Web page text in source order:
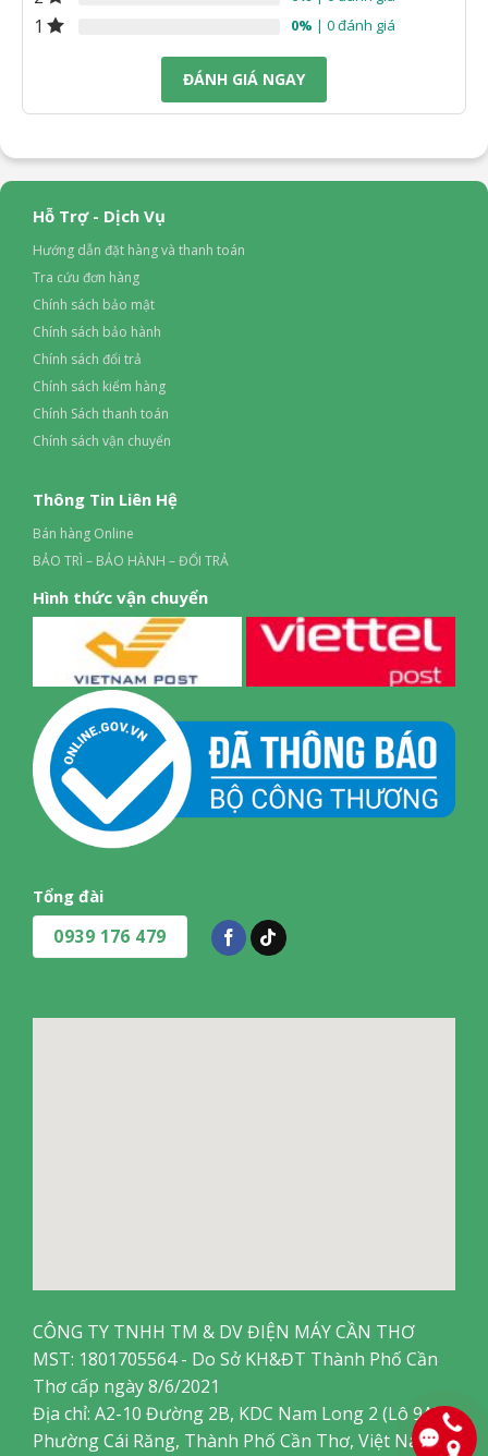
1 0% | 0 đánh giá
ĐÁNH GIÁ NGAY
Hỗ Trợ - Dịch Vụ
Hướng dẫn đặt hàng và thanh toán
Tra cứu đơn hàng
Chính sách bảo mật
Chính sách bảo hành
Chính sách đổi trả
Chính sách kiểm hàng
Chính Sách thanh toán
Chính sách vận chuyển
Thông Tin Liên Hệ
Bán hàng Online
BẢO TRÌ – BẢO HÀNH – ĐỔI TRẢ
Hình thức vận chuyển
Tổng đài
0939 176 479
CÔNG TY TNHH TM & DV ĐIỆN MÁY CẦN THƠ
MST: 1801705564 - Do Sở KH&ĐT Thành Phố Cần
Thơ cấp ngày 8/6/2021
Địa chỉ: A2-10 Đường 2B, KDC Nam Long 2 (Lô 9A),
Phường Cái Răng, Thành Phố Cần Thơ, Việt Nam